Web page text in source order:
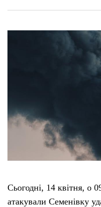
Сьогодні, 14 квітня, о
атакували Семенівку